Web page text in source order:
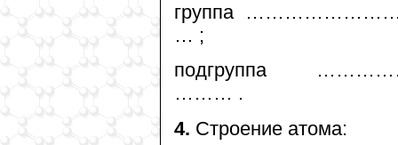
группа
… ;
подгруппа
……… .
4. Строение атома: